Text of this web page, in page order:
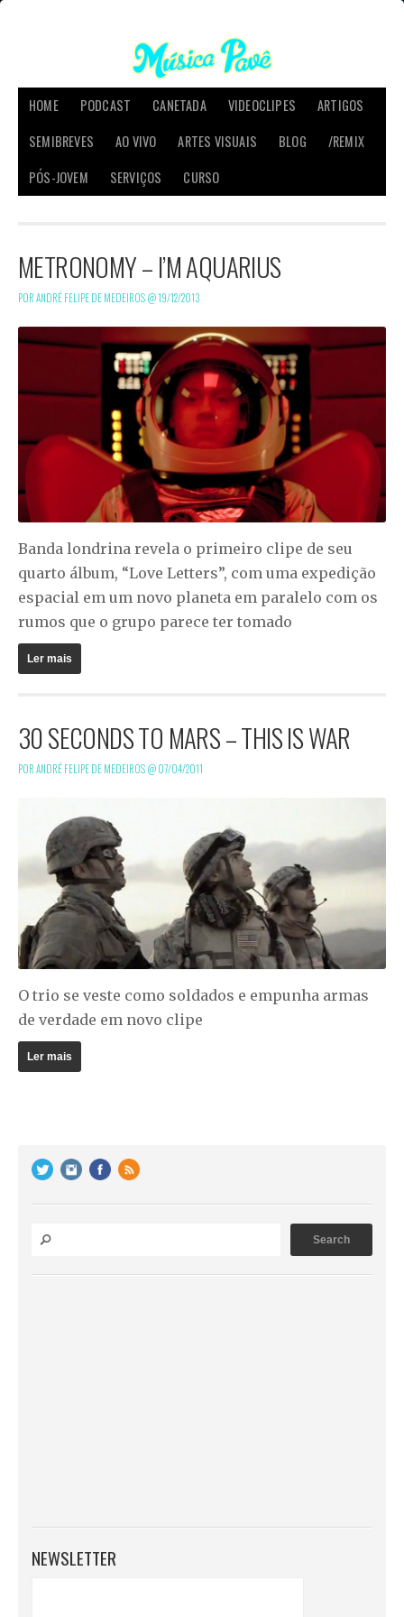
HOME PODCAST CANETADA VIDEOCLIPES
ARTIGOS
SEMIBREVES
AO VIVO ARTES VISUAIS BLOG
/REMIX
PÓS-JOVEM
SERVIÇOS CURSO
METRONOMY – I’M AQUARIUS
POR ANDRÉ FELIPE DE MEDEIROS @19/12/2013
Banda londrina revela o primeiro clipe de seu
quarto álbum, “Love Letters”, com uma expedição
espacial em um novo planeta em paralelo com os
rumos que o grupo parece ter tomado
Ler mais
30 SECONDS TO MARS – THIS IS WAR
POR ANDRÉ FELIPE DE MEDEIROS @07/04/2011
O trio se veste como soldados e empunha armas
de verdade em novo clipe
Ler mais
NEWSLETTER